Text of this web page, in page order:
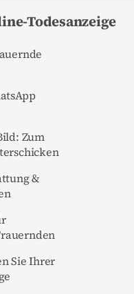
Todesanzeige
Zum
&
Sie Ihrer